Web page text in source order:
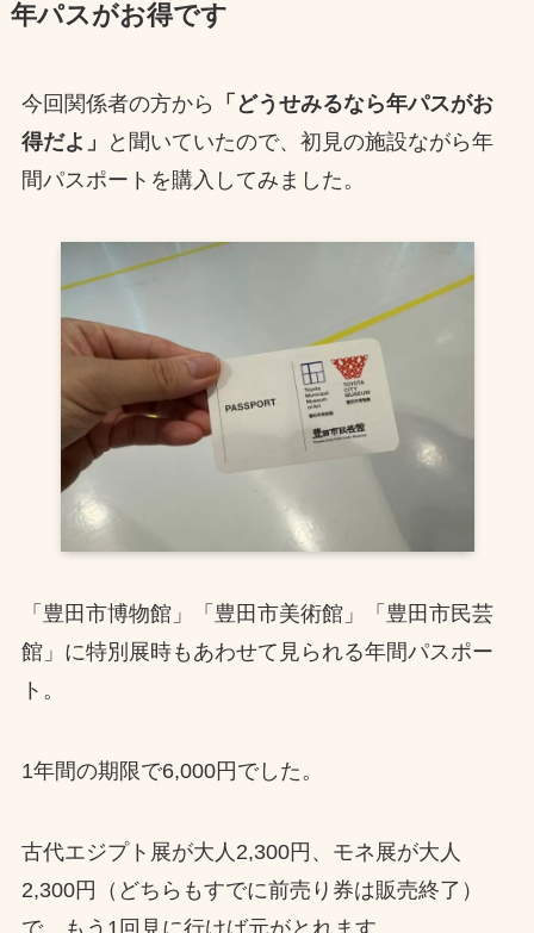
年パスがお得です
今回関係者の方から
「どうせみるなら年パスがお
得だよ」
と聞いていたので、初見の施設ながら年
間パスポートを購入してみました。
「豊田市博物館」「豊田市美術館」「豊田市民芸
館」に特別展時もあわせて見られる年間パスポー
ト。
1年間の期限で6,000円でした。
古代エジプト展が大人2,300円、モネ展が大人
2,300円（どちらもすでに前売り券は販売終了）
で、もう1回見に行けば元がとれます。